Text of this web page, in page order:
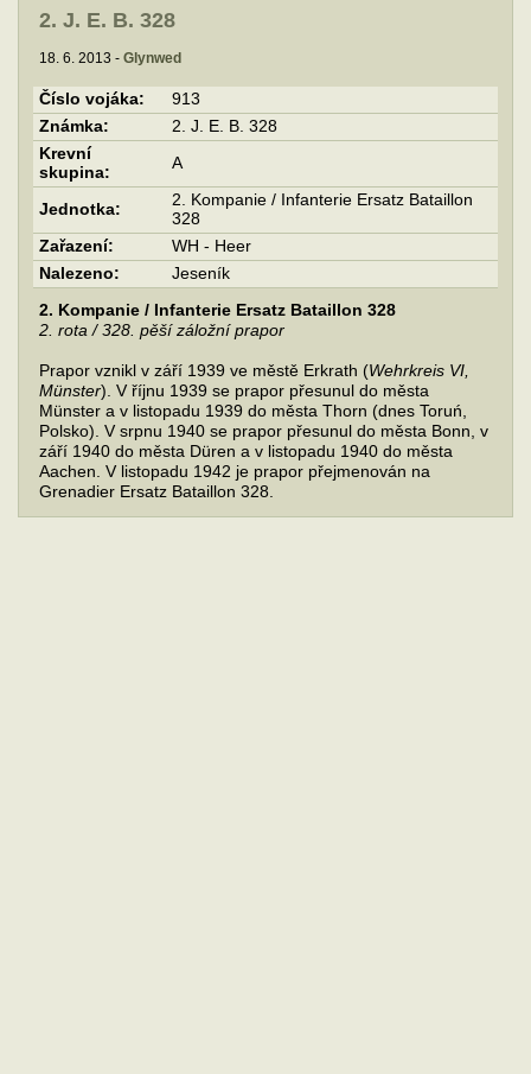
2. J. E. B. 328
18. 6. 2013 - Glynwed
Číslo vojáka:
913
Známka:
2. J. E. B. 328
Krevní
skupina:
A
Jednotka:
2. Kompanie / Infanterie Ersatz Bataillon
328
Zařazení:
WH - Heer
Nalezeno:
Jeseník
2. Kompanie / Infanterie Ersatz Bataillon 328
2. rota / 328. pěší záložní prapor
Prapor vznikl v září 1939 ve městě Erkrath (Wehrkreis VI,
Münster). V říjnu 1939 se prapor přesunul do města
Münster a v listopadu 1939 do města Thorn (dnes Toruń,
Polsko). V srpnu 1940 se prapor přesunul do města Bonn, v
září 1940 do města Düren a v listopadu 1940 do města
Aachen. V listopadu 1942 je prapor přejmenován na
Grenadier Ersatz Bataillon 328.